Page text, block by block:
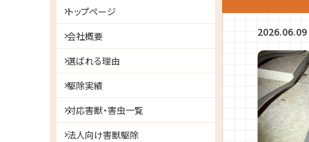
2026.06.09
トップページ
会社概要
選ばれる理由
駆除実績
対応害獣・害虫一覧
法人向け害獣駆除